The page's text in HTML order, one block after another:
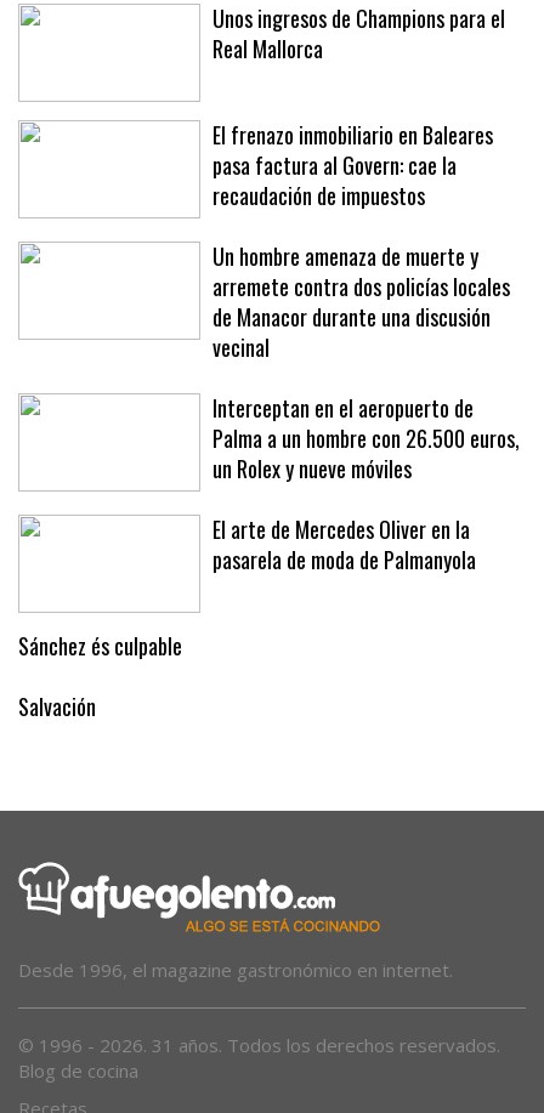
Unos ingresos de Champions para el
Real Mallorca
El frenazo inmobiliario en Baleares
pasa factura al Govern: cae la
recaudación de impuestos
Un hombre amenaza de muerte y
arremete contra dos policías locales
de Manacor durante una discusión
vecinal
Interceptan en el aeropuerto de
Palma a un hombre con 26.500 euros,
un Rolex y nueve móviles
El arte de Mercedes Oliver en la
pasarela de moda de Palmanyola
Sánchez és culpable
Salvación
Desde 1996, el magazine gastronómico en internet.
© 1996 - 2026. 31 años. Todos los derechos reservados.
Blog de cocina
Recetas